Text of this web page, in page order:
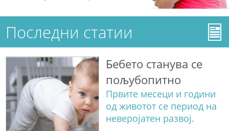
Последни статии
Бебето станува сe
пољубопитно
Првите месеци и години
од животот се период на
неверојатен развој.